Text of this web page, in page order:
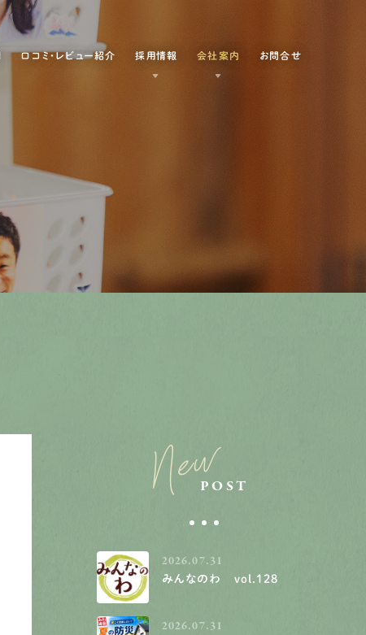
口コミ・レビュー紹介 採用情報 会社案内 お問合せ
NewPOST
2026.07.31
みんなのわ vol.128
2026.07.31